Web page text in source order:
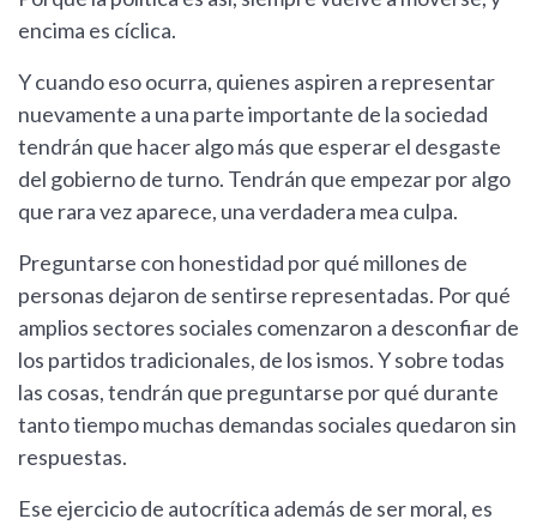
encima es cíclica.
Y cuando eso ocurra, quienes aspiren a representar
nuevamente a una parte importante de la sociedad
tendrán que hacer algo más que esperar el desgaste
del gobierno de turno. Tendrán que empezar por algo
que rara vez aparece, una verdadera mea culpa.
Preguntarse con honestidad por qué millones de
personas dejaron de sentirse representadas. Por qué
amplios sectores sociales comenzaron a desconfiar de
los partidos tradicionales, de los ismos. Y sobre todas
las cosas, tendrán que preguntarse por qué durante
tanto tiempo muchas demandas sociales quedaron sin
respuestas.
Ese ejercicio de autocrítica además de ser moral, es